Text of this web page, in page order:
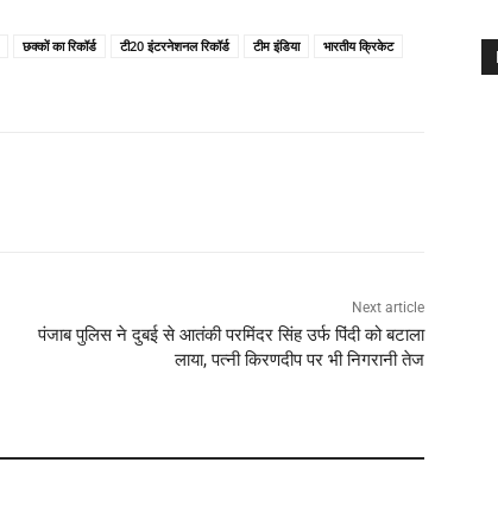
छक्कों का रिकॉर्ड टी20 इंटरनेशनल रिकॉर्ड टीम इंडिया
भारतीय क्रिकेट
Next article
पंजाब पुलिस ने दुबई से आतंकी परमिंदर सिंह उर्फ पिंदी को बटाला
लाया, पत्नी किरणदीप पर भी निगरानी तेज